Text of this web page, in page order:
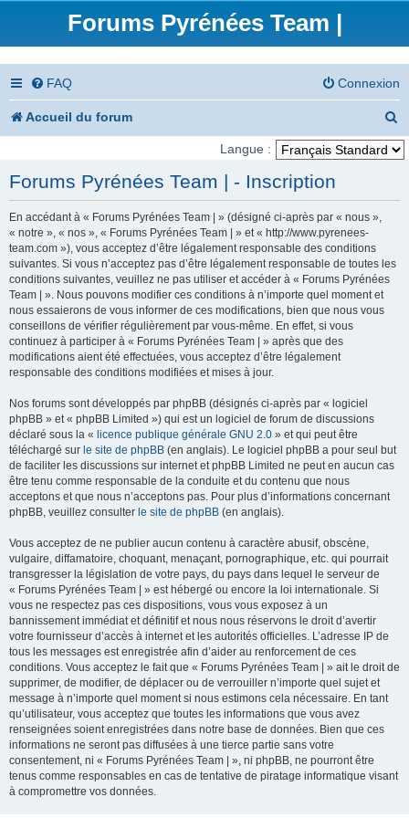
Forums Pyrénées Team |
FAQ Connexion
Accueil du forum
e
h
Langue :
Forums Pyrénées Team | - Inscription
En accédant à « Forums Pyrénées Team | » (désigné ci-après par « nous »,
« notre », « nos », « Forums Pyrénées Team | » et « http://www.pyrenees-
team.com »), vous acceptez d’être légalement responsable des conditions
suivantes. Si vous n’acceptez pas d’être légalement responsable de toutes les
conditions suivantes, veuillez ne pas utiliser et accéder à « Forums Pyrénées
Team | ». Nous pouvons modifier ces conditions à n’importe quel moment et
nous essaierons de vous informer de ces modifications, bien que nous vous
conseillons de vérifier régulièrement par vous-même. En effet, si vous
continuez à participer à « Forums Pyrénées Team | » après que des
modifications aient été effectuées, vous acceptez d’être légalement
responsable des conditions modifiées et mises à jour.
Nos forums sont développés par phpBB (désignés ci-après par « logiciel
phpBB » et « phpBB Limited ») qui est un logiciel de forum de discussions
déclaré sous la « licence publique générale GNU 2.0 » et qui peut être
téléchargé sur le site de phpBB (en anglais). Le logiciel phpBB a pour seul but
de faciliter les discussions sur internet et phpBB Limited ne peut en aucun cas
être tenu comme responsable de la conduite et du contenu que nous
acceptons et que nous n’acceptons pas. Pour plus d’informations concernant
phpBB, veuillez consulter le site de phpBB (en anglais).
Vous acceptez de ne publier aucun contenu à caractère abusif, obscène,
vulgaire, diffamatoire, choquant, menaçant, pornographique, etc. qui pourrait
transgresser la législation de votre pays, du pays dans lequel le serveur de
« Forums Pyrénées Team | » est hébergé ou encore la loi internationale. Si
vous ne respectez pas ces dispositions, vous vous exposez à un
bannissement immédiat et définitif et nous nous réservons le droit d’avertir
votre fournisseur d’accès à internet et les autorités officielles. L’adresse IP de
tous les messages est enregistrée afin d’aider au renforcement de ces
conditions. Vous acceptez le fait que « Forums Pyrénées Team | » ait le droit de
supprimer, de modifier, de déplacer ou de verrouiller n’importe quel sujet et
message à n’importe quel moment si nous estimons cela nécessaire. En tant
qu’utilisateur, vous acceptez que toutes les informations que vous avez
renseignées soient enregistrées dans notre base de données. Bien que ces
informations ne seront pas diffusées à une tierce partie sans votre
consentement, ni « Forums Pyrénées Team | », ni phpBB, ne pourront être
tenus comme responsables en cas de tentative de piratage informatique visant
à compromettre vos données.